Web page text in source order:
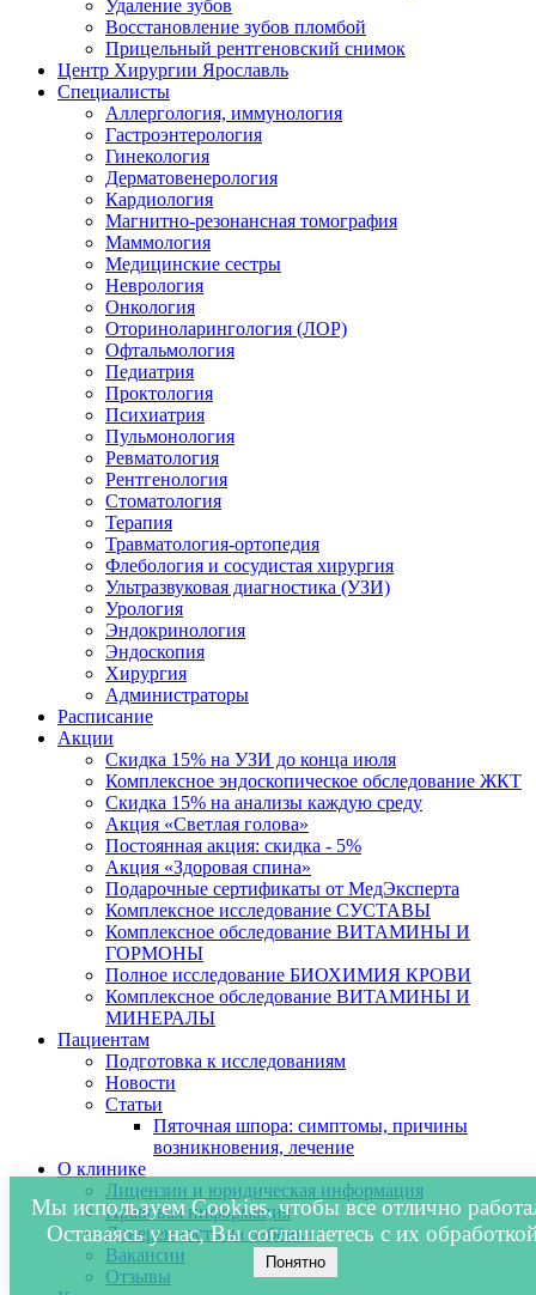
Мы используем Cookies, чтобы все отлично
Оставаясь у нас, Вы соглашаетесь с их
Понятно
Удаление зубов
Восстановление зубов пломбой
Прицельный рентгеновский снимок
Центр Хирургии Ярославль
Специалисты
Аллергология, иммунология
Гастроэнтерология
Гинекология
Дерматовенерология
Кардиология
Магнитно-резонансная томография
Маммология
Медицинские сестры
Неврология
Онкология
Оториноларингология (ЛОР)
Офтальмология
Педиатрия
Проктология
Психиатрия
Пульмонология
Ревматология
Рентгенология
Стоматология
Терапия
Травматология-ортопедия
Флебология и сосудистая хирургия
Ультразвуковая диагностика (УЗИ)
Урология
Эндокринология
Эндоскопия
Хирургия
Администраторы
Расписание
Акции
Скидка 15% на УЗИ до конца июля
Комплексное эндоскопическое обследование ЖКТ
Скидка 15% на анализы каждую среду
Акция «Светлая голова»
Постоянная акция: скидка - 5%
Акция «Здоровая спина»
Подарочные сертификаты от МедЭксперта
Комплексное исследование СУСТАВЫ
Комплексное обследование ВИТАМИНЫ И
ГОРМОНЫ
Полное исследование БИОХИМИЯ КРОВИ
Комплексное обследование ВИТАМИНЫ И
МИНЕРАЛЫ
Пациентам
Подготовка к исследованиям
Новости
Статьи
Пяточная шпора: симптомы, причины
возникновения, лечение
О клинике
Лицензии и юридическая информация
Правовая информация
Доверенность на ребёнка
Вакансии
Отзывы